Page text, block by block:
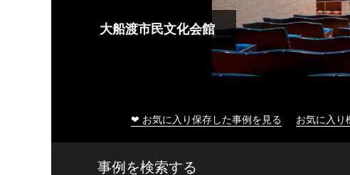
大船渡市民文化会館
❤ お気に入り保存した事例を見る お気に入り
事例を検索する